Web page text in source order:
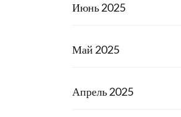
Июнь 2025
Май 2025
Апрель 2025